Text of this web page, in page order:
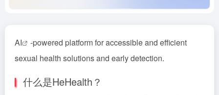
AI
-powered platform for accessible and efficient
sexual health solutions and early detection.
什么是HeHealth？